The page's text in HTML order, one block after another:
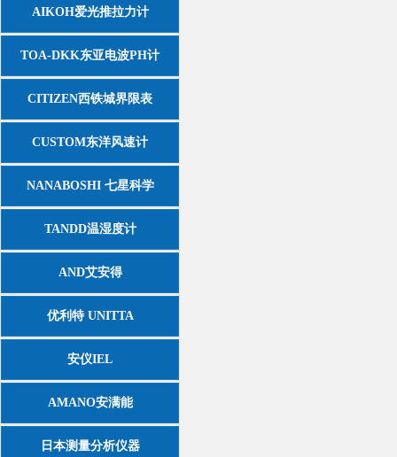
AIKOH爱光推拉力计
TOA-DKK东亚电波PH计
CITIZEN西铁城界限表
CUSTOM东洋风速计
NANABOSHI 七星科学
TANDD温湿度计
AND艾安得
优利特 UNITTA
安仪IEL
AMANO安满能
日本测量分析仪器